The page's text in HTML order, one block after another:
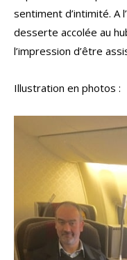
sentiment d’intimité. A
desserte accolée au
l’impression d’être
Illustration en photos :